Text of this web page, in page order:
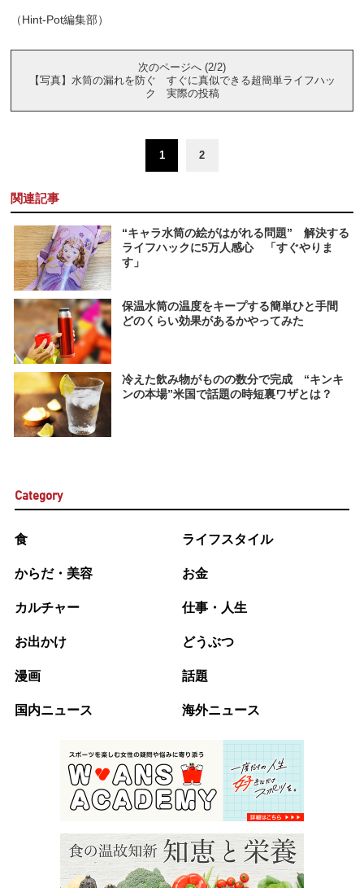
（Hint-Pot編集部）
次のページへ (2/2)
【写真】水筒の漏れを防ぐ すぐに真似できる超簡単ライフハッ
ク 実際の投稿
1 2
関連記事
“キャラ水筒の絵がはがれる問題” 解決する
ライフハックに5万人感心 「すぐやりま
す」
保温水筒の温度をキープする簡単ひと手間
どのくらい効果があるかやってみた
冷えた飲み物がものの数分で完成 “キンキ
ンの本場”米国で話題の時短裏ワザとは？
Category
食 ライフスタイル
からだ・美容 お金
カルチャー 仕事・人生
お出かけ どうぶつ
漫画 話題
国内ニュース 海外ニュース